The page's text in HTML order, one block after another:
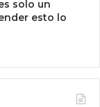
solo un
esto lo